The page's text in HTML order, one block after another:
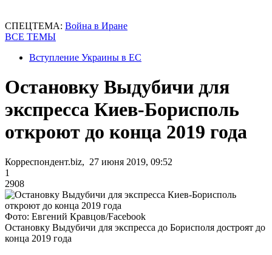
СПЕЦТЕМА: Война в Иране
ВСЕ ТЕМЫ
Вступление Украины в ЕС
Остановку Выдубичи для
экспресса Киев-Борисполь
откроют до конца 2019 года
Корреспондент.biz, 27 июня 2019, 09:52
1
2908
Фото: Евгений Кравцов/Facebook
Остановку Выдубичи для экспресса до Борисполя достроят до
конца 2019 года